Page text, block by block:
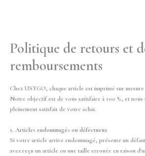
Politique de retours et
remboursements
Chez USYGO, chaque article est imprimé sur
Notre objectif est de vous satisfaire à 100 %, et nous
pleinement satisfait de votre achat.
1. Articles endommagés ou défectueux
Si votre article arrive endommagé, présente un
avez reçu un article ou une taille erronée en raison